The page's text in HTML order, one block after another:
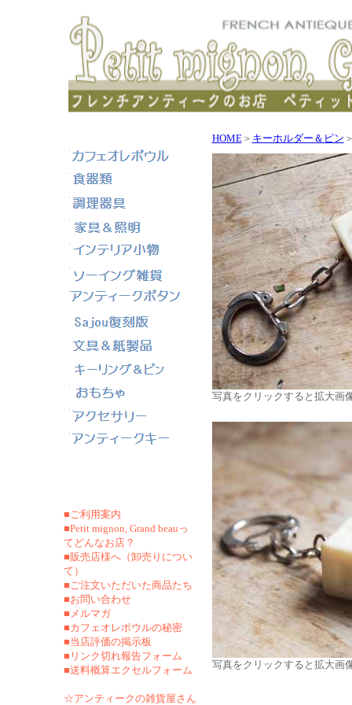
■ご利用案内
■Petit mignon, Grand beauっ
てどんなお店？
■販売店様へ（卸売りについ
て）
■ご注文いただいた商品たち
■お問い合わせ
■メルマガ
■カフェオレボウルの秘密
■当店評価の掲示板
■リンク切れ報告フォーム
■送料概算エクセルフォーム
☆アンティークの雑貨屋さん
HOME＞ キーホルダー＆ピン
写真をクリックすると拡大画
写真をクリックすると拡大画